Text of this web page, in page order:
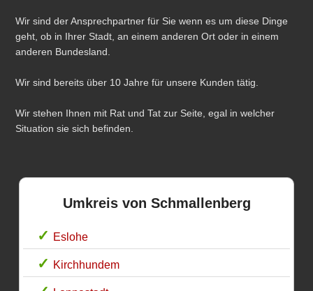
Wir sind der Ansprechpartner für Sie wenn es um diese Dinge
geht, ob in Ihrer Stadt, an einem anderen Ort oder in einem
anderen Bundesland.
Wir sind bereits über 10 Jahre für unsere Kunden tätig.
Wir stehen Ihnen mit Rat und Tat zur Seite, egal in welcher
Situation sie sich befinden.
Umkreis von Schmallenberg
Eslohe
Kirchhundem